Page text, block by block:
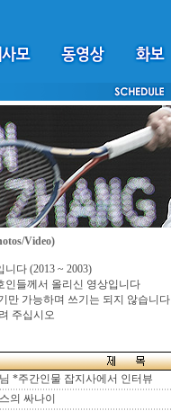
Video)
다 (2013 ~ 2003)
인들께서 올리신 영상입니다
만 가능하며 쓰기는 되지 않습니다
주십시오
*주간인물 잡지사에서 인터뷰
의 싸나이